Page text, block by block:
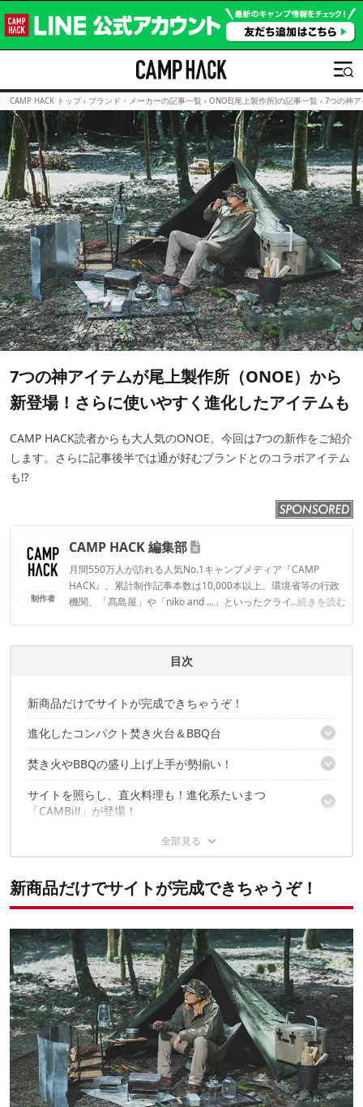
CAMP HACK トップ › ブランド・メーカーの記事一覧 › ONOE(尾上製作所)の記事一覧 › 7つの神
7つの神アイテムが尾上製作所（ONOE）から
新登場！さらに使いやすく進化したアイテムも
CAMP HACK読者からも大人気のONOE。今回は7つの新作をご紹介
します。さらに記事後半では通が好むブランドとのコラボアイテム
も⁉︎
制作者
CAMP HACK 編集部
月間550万人が訪れる人気No.1キャンプメディア『CAMP
HACK』。累計制作記事本数は10,000本以上。環境省等の行政
機関、「髙島屋」や「niko and ...」といったクライアントとの
...続きを読む
CAMP HACK 編集部のプロフィール
目次
新商品だけでサイトが完成できちゃうぞ！
進化したコンパクト焚き火台＆BBQ台
進化した火力アップの秘密とは？
組み立て＆撤収がスムーズに！
焚き火やBBQの盛り上げ上手が勢揃い！
組み立ては超簡単！どちらも地面に打ち込めば完成！
【番外編】アイアンストライクは既存のアイアンレッグに接続可
既存のONOEファンにぜひ！アイアンレッグを便利に進化させ
サイトを照らし、直火料理も！進化系たいまつ
「CAMBiⅡ」が登場！
まずは前作同様の優秀機能！かがり火台、焚き火台、調理台にな
さらにさらに、こんなところもアップデート！2次燃焼も？
ONOE×野良道具製作所限定コラボ商品が登場！
マルチハンガーによるカスタムが可能！
品との組み合わせも◎
新商品だけでサイトが完成できちゃうぞ！